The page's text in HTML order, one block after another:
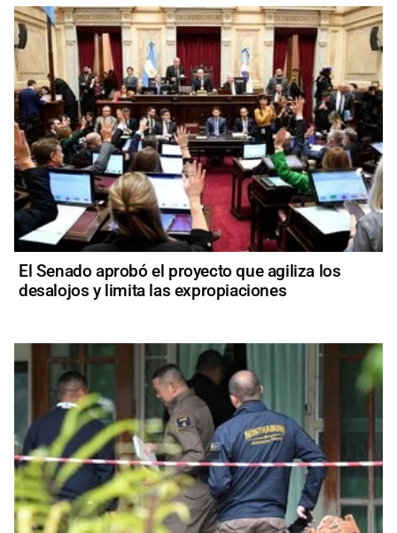
El Senado aprobó el proyecto que agiliza los
desalojos y limita las expropiaciones